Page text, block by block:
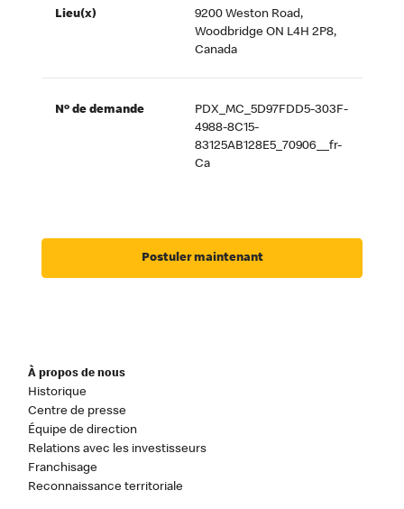
Lieu(x)
9200 Weston Road,
Woodbridge ON L4H 2P8,
Canada
Nº de demande
PDX_MC_5D97FDD5-303F-
4988-8C15-
83125AB128E5_70906__fr-
Ca
Postuler maintenant
À propos de nous
Historique
Centre de presse
Équipe de direction
Relations avec les investisseurs
Franchisage
Reconnaissance territoriale